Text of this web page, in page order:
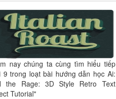
nay chúng ta cùng tìm hiểu tiếp
9 trong loạt bài hướng dẫn học Ai:
the Rage: 3D Style Retro Text
Tutorial"